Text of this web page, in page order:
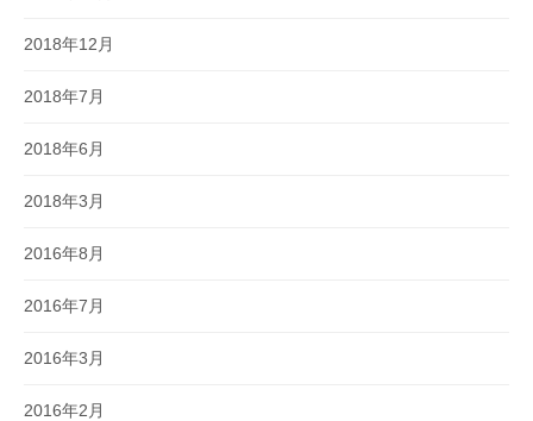
2018年12月
2018年7月
2018年6月
2018年3月
2016年8月
2016年7月
2016年3月
2016年2月